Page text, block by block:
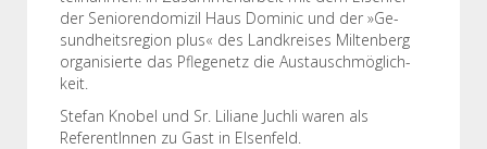
der Se­nio­ren­do­mi­zil Haus Do­mi­nic und der »Ge­
sund­heits­re­gi­on plus« des Land­k­rei­ses Mil­ten­berg
or­ga­ni­sier­te das Pf­le­ge­netz die Aus­tau­sch­mög­lich­
keit.
Stefan Knobel und Sr. Liliane Juchli waren als
ReferentInnen zu Gast in Elsenfeld.